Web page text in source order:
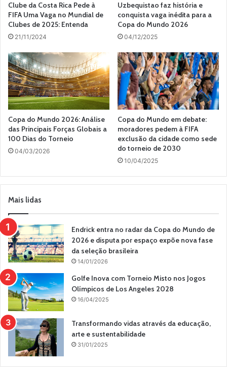
Clube da Costa Rica Pede à
FIFA Uma Vaga no Mundial de
Clubes de 2025: Entenda
21/11/2024
Uzbequistao faz história e
conquista vaga inédita para a
Copa do Mundo 2026
04/12/2025
Copa do Mundo 2026: Análise
das Principais Forças Globais a
100 Dias do Torneio
04/03/2026
Copa do Mundo em debate:
moradores pedem à FIFA
exclusão da cidade como sede
do torneio de 2030
10/04/2025
Mais lidas
Endrick entra no radar da Copa do Mundo de
2026 e disputa por espaço expõe nova fase
da seleção brasileira
14/01/2026
Golfe Inova com Torneio Misto nos Jogos
Olímpicos de Los Angeles 2028
16/04/2025
Transformando vidas através da educação,
arte e sustentabilidade
31/01/2025